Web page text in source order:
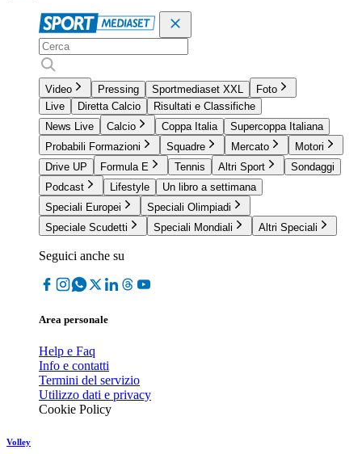
Video Pressing Sportmediaset XXL
Foto
Live
Diretta Calcio
Risultati e Classifiche
News Live
Calcio Coppa Italia
Supercoppa Italiana
Probabili Formazioni
Squadre Mercato
Motori
Drive UP
Formula E Tennis Altri Sport
Sondaggi
Podcast
Lifestyle
Un libro a settimana
Speciali Europei
Speciali Olimpiadi
Speciale Scudetti
Speciali Mondiali Altri Speciali
Seguici anche su
Area personale
Help e Faq
Info e contatti
Termini del servizio
Utilizzo dati e privacy
Cookie Policy
Volley